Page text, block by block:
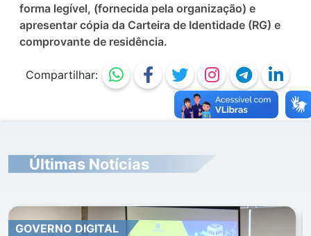
forma legível, (fornecida pela organização) e
apresentar cópia da Carteira de Identidade (RG) e
comprovante de residência.
Compartilhar:
Últimas Notícias
GOVERNO DIGITAL